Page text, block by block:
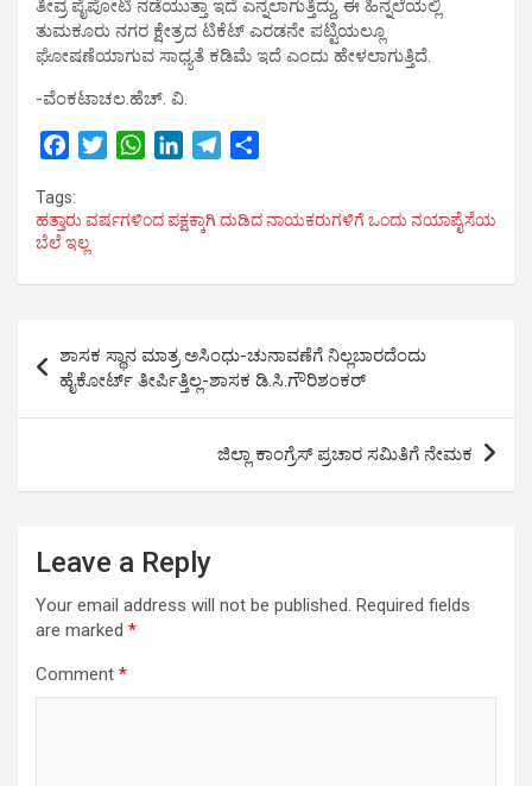
ತೀವ್ರ ಪೈಪೋಟಿ ನಡೆಯುತ್ತಾ ಇದೆ ಎನ್ನಲಾಗುತ್ತಿದ್ದು, ಈ ಹಿನ್ನಲೆಯಲ್ಲಿ
ತುಮಕೂರು ನಗರ ಕ್ಷೇತ್ರದ ಟಿಕೆಟ್ ಎರಡನೇ ಪಟ್ಟಿಯಲ್ಲೂ
ಘೋಷಣೆಯಾಗುವ ಸಾಧ್ಯತೆ ಕಡಿಮೆ ಇದೆ ಎಂದು ಹೇಳಲಾಗುತ್ತಿದೆ.
-ವೆಂಕಟಾಚಲ.ಹೆಚ್. ವಿ.
c
e
b
o
t
e
W
t
A
p
k
d
e
r
m
r
Tags:
ಹತ್ತಾರು ವರ್ಷಗಳಿಂದ ಪಕ್ಷಕ್ಕಾಗಿ ದುಡಿದ ನಾಯಕರುಗಳಿಗೆ ಒಂದು ನಯಾಪೈಸೆಯ
ಬೆಲೆ ಇಲ್ಲ
navigation
ಶಾಸಕ ಸ್ಥಾನ ಮಾತ್ರ ಅಸಿಂಧು-ಚುನಾವಣೆಗೆ ನಿಲ್ಲಬಾರದೆಂದು
ಹೈಕೋರ್ಟ್ ತೀರ್ಪಿತ್ತಿಲ್ಲ-ಶಾಸಕ ಡಿ.ಸಿ.ಗೌರಿಶಂಕರ್
ಜಿಲ್ಲಾ ಕಾಂಗ್ರೆಸ್ ಪ್ರಚಾರ ಸಮಿತಿಗೆ ನೇಮಕ
Leave a Reply
Your email address will not be published. Required fields
are marked *
Comment *